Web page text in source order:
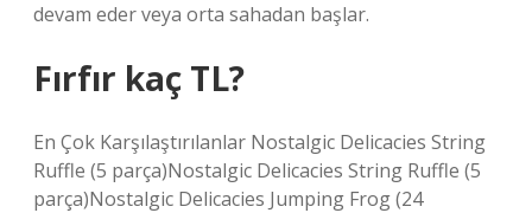
devam eder veya orta sahadan başlar.
Fırfır kaç TL?
En Çok Karşılaştırılanlar Nostalgic Delicacies String
Ruffle (5 parça)Nostalgic Delicacies String Ruffle (5
parça)Nostalgic Delicacies Jumping Frog (24